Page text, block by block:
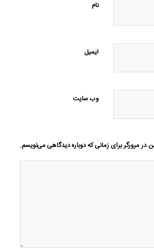
نام
ایمیل
وب‌ سایت
در مرورگر برای زمانی که دوباره دیدگاهی می‌نویسم.